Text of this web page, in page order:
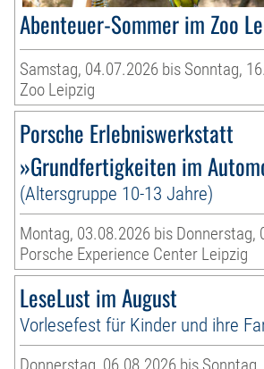
Abenteuer-Sommer im Zoo
Samstag, 04.07.2026 bis Sonntag,
Zoo Leipzig
Porsche Erlebniswerkstatt
»Grundfertigkeiten im
(Altersgruppe 10-13 Jahre)
Montag, 03.08.2026 bis Donnerstag,
Porsche Experience Center Leipzig
LeseLust im August
Vorlesefest für Kinder und ihre